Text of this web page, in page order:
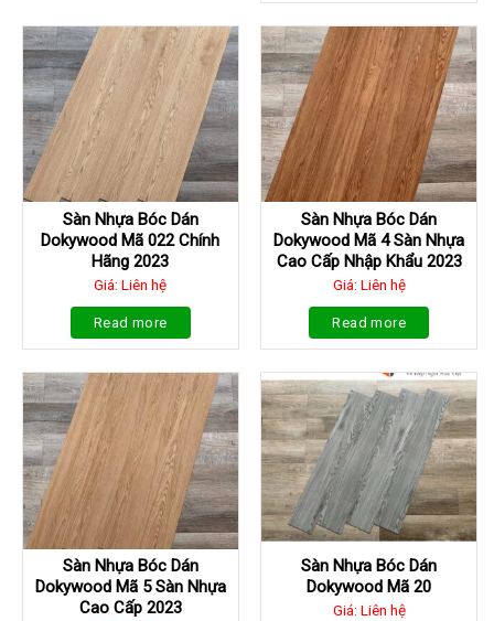
Sàn Nhựa Bóc Dán
Dokywood Mã 022 Chính
Hãng 2023
Giá: Liên hệ
Read more
Sàn Nhựa Bóc Dán
Dokywood Mã 4 Sàn Nhựa
Cao Cấp Nhập Khẩu 2023
Giá: Liên hệ
Read more
Sàn Nhựa Bóc Dán
Dokywood Mã 5 Sàn Nhựa
Cao Cấp 2023
Sàn Nhựa Bóc Dán
Dokywood Mã 20
Giá: Liên hệ